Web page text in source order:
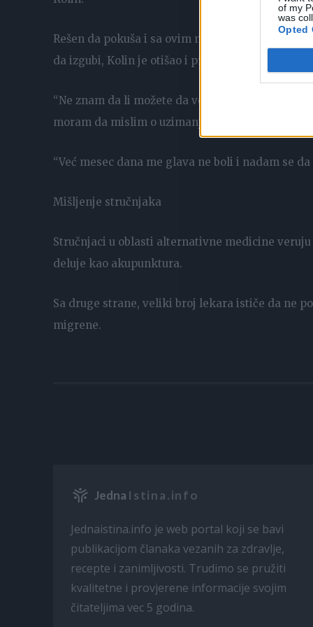
of my
was
Opted
Rešen da pokuša i sa ovim načinom “lečenja” i
da izgubi, Kolin je otišao i probušio hrskavicu na
“Ne znam da li možete da verujete, ali ja se
moram da mislim o uzimanju lekova!”, kaže
“Već mesec dana me glava ne boli i nadam se
Mišljenje stručnjaka
Stručnjaci u oblasti alternativne medicine
deluje kao akupunktura.
Sa druge strane, veliki broj lekara ističe da ne
migrene.
Jedna Istina.info
Jednaistina.info je web portal koji se bavi
publikacijom članaka vezanih za zdravlje,
recepte i zanimljivosti. Trudimo se pružiti
kvalitetne i provjerene informacije svojim
čitateljima vec 5 godina.